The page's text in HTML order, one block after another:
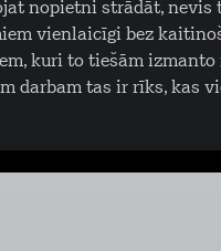
nopietni strādāt, nevis
vienlaicīgi bez
kuri to tiešām
darbam tas ir rīks, kas